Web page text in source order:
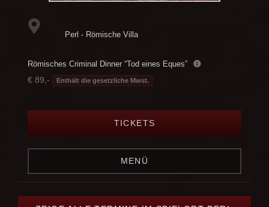
Perl - Römische Villa
Römisches Criminal Dinner “Tod eines Eques”
€ 89,- Enthält die gesetzliche Mwst.
TICKETS
MENÜ